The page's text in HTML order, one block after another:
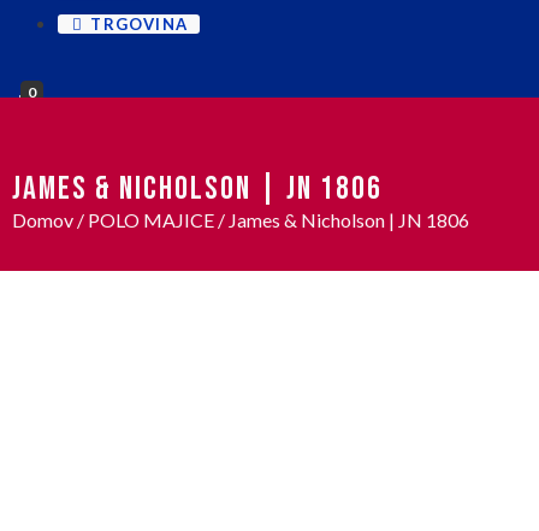
TRGOVINA
0
JAMES & NICHOLSON | JN 1806
Domov / POLO MAJICE / James & Nicholson | JN 1806